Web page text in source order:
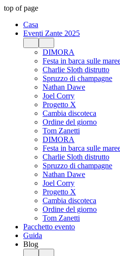
top of page
Casa
Eventi Zante 2025
DIMORA
Festa in barca sulle
Charlie Sloth distrutto
Spruzzo di champagne
Nathan Dawe
Joel Corry
Progetto X
Cambia discoteca
Ordine del giorno
Tom Zanetti
DIMORA
Festa in barca sulle
Charlie Sloth distrutto
Spruzzo di champagne
Nathan Dawe
Joel Corry
Progetto X
Cambia discoteca
Ordine del giorno
Tom Zanetti
Pacchetto evento
Guida
Blog